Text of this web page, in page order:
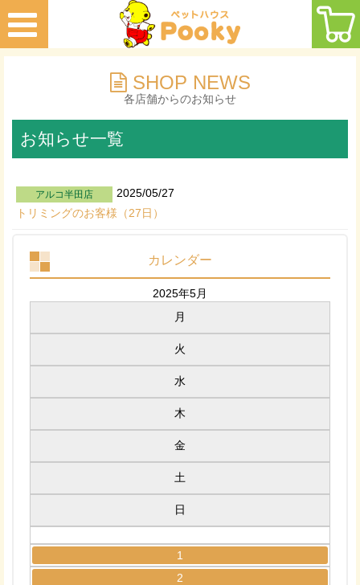
SHOP NEWS
各店舗からのお知らせ
お知らせ一覧
アルコ半田店
2025/05/27
トリミングのお客様（27日）
カレンダー
2025年5月
月
火
水
木
金
土
日
1
2